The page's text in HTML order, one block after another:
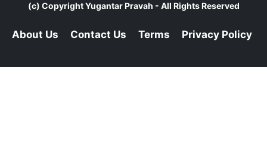
(c) CopyrightYugantar Pravah - All Rights Reserved
About Us Contact Us Terms Privacy Policy